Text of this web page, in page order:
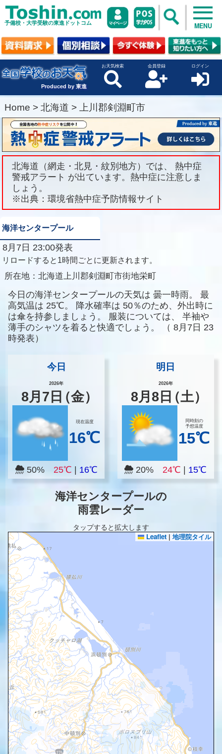
予備校・大学受験の東進ドットコム MENU
Produced by 東進
お天気検索 会員登録 ログイン
Home > 北海道 > 上川郡剣淵町市
北海道（網走・北見・紋別地方）では、 熱中症
警戒アラート が出ています。熱中症に注意しま
しょう。
※出典：環境省熱中症予防情報サイト
海洋センタープール
8月7日 23:00発表
リロードすると1時間ごとに更新されます。
所在地： 北海道上川郡剣淵町市街地栄町
今日の海洋センタープールの天気は 曇一時雨。
最
高気温は 25℃。 降水確率は 50％のため、外出時に
は傘を持参しましょう。
服装については、
半袖や
薄手のシャツを着ると快適でしょう。
（ 8月7日 23
時発表）
今日
2026年
8月 7 日（金）
現在温度
16℃
50% 25℃ 16℃
明日
2026年
8月8 日（土）
同時刻の
予想温度
15℃
20% 24℃ 15℃
海洋センタープールの
雨雲レーダー
タップすると拡大します
Leaflet | 地理院タイル